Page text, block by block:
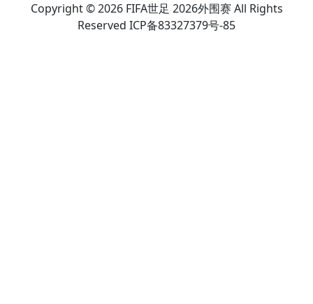
Copyright © 2026 FIFA世足 2026外围赛 All Rights
Reserved ICP备83327379号-85